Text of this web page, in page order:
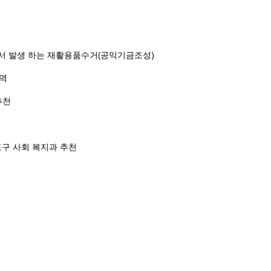
발생 하는 재활용품수거(공익기금조성)
사회 복지과 추천